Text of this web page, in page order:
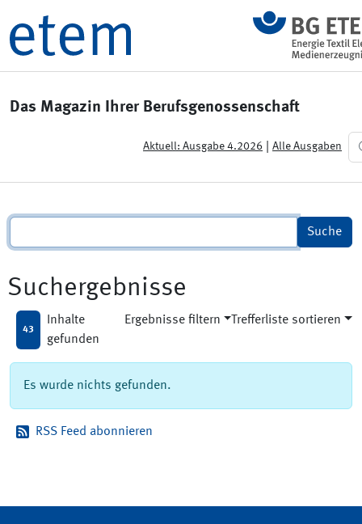
Das Magazin Ihrer Berufsgenossenschaft
Aktuell: Ausgabe 4.2026 Alle Ausgaben
Suchergebnisse
43
Inhalte
gefunden
Ergebnisse filtern Trefferliste sortieren
Es wurde nichts gefunden.
RSS Feed abonnieren